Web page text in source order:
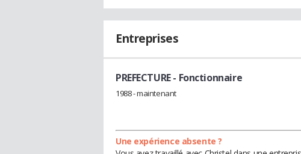
Entreprises
PREFECTURE- Fonctionnaire
1988 - maintenant
Une expérience absente ?